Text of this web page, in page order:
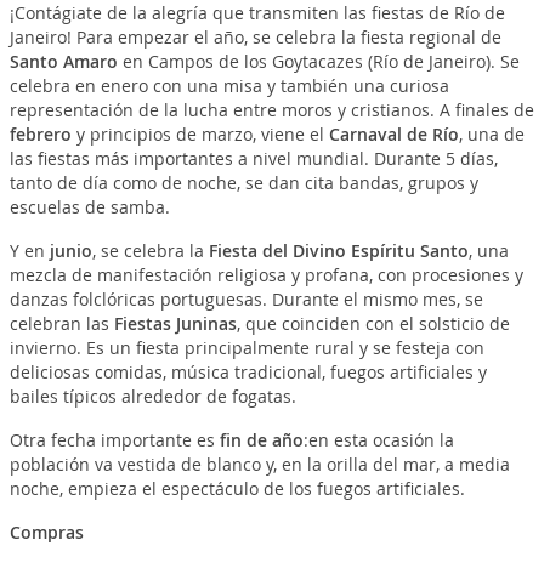
¡Contágiate de la alegría que transmiten las fiestas de Río de
Janeiro! Para empezar el año, se celebra la fiesta regional de
Santo Amaro en Campos de los Goytacazes (Río de Janeiro). Se
celebra en enero con una misa y también una curiosa
representación de la lucha entre moros y cristianos. A finales de
febrero y principios de marzo, viene el Carnaval de Río, una de
las fiestas más importantes a nivel mundial. Durante 5 días,
tanto de día como de noche, se dan cita bandas, grupos y
escuelas de samba.
Y en junio, se celebra la Fiesta del Divino Espíritu Santo, una
mezcla de manifestación religiosa y profana, con procesiones y
danzas folclóricas portuguesas. Durante el mismo mes, se
celebran las Fiestas Juninas, que coinciden con el solsticio de
invierno. Es un fiesta principalmente rural y se festeja con
deliciosas comidas, música tradicional, fuegos artificiales y
bailes típicos alrededor de fogatas.
Otra fecha importante es fin de año:en esta ocasión la
población va vestida de blanco y, en la orilla del mar, a media
noche, empieza el espectáculo de los fuegos artificiales.
Compras